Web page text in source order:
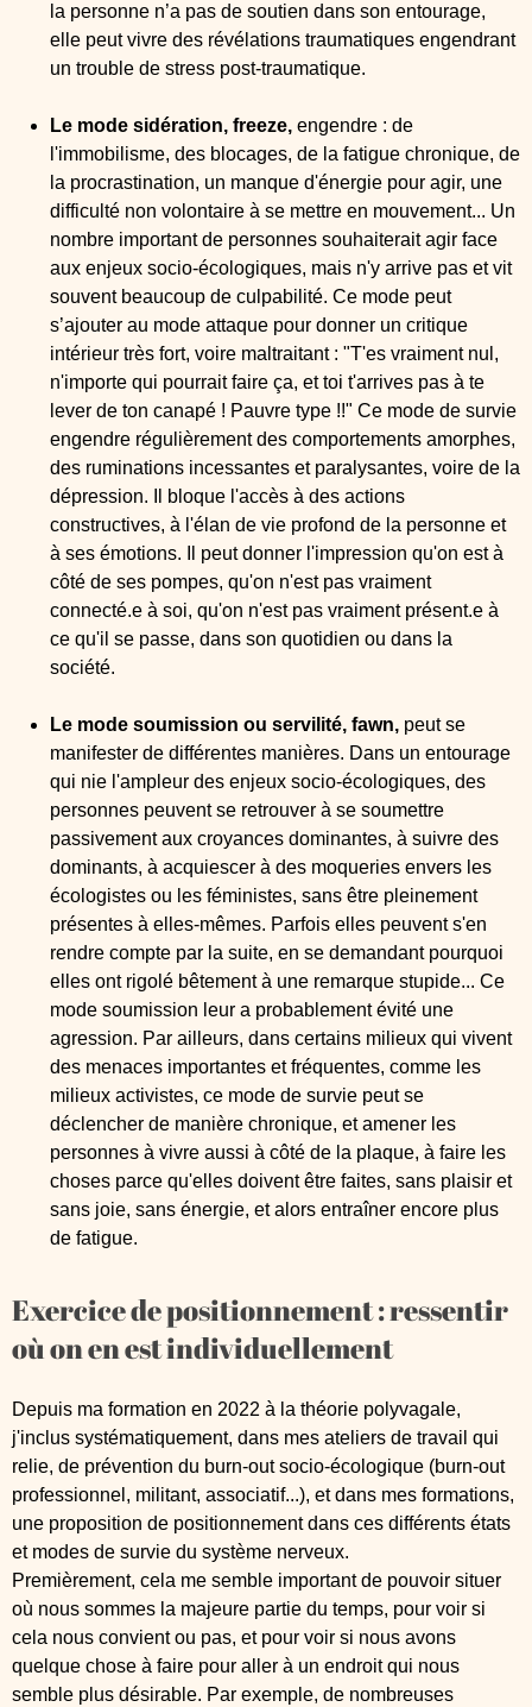
la personne n’a pas de soutien dans son entourage,
elle peut vivre des révélations traumatiques engendrant
un trouble de stress post-traumatique.
Le mode sidération, freeze, engendre : de
l'immobilisme, des blocages, de la fatigue chronique, de
la procrastination, un manque d'énergie pour agir, une
difficulté non volontaire à se mettre en mouvement... Un
nombre important de personnes souhaiterait agir face
aux enjeux socio-écologiques, mais n'y arrive pas et vit
souvent beaucoup de culpabilité. Ce mode peut
s’ajouter au mode attaque pour donner un critique
intérieur très fort, voire maltraitant : "T'es vraiment nul,
n'importe qui pourrait faire ça, et toi t'arrives pas à te
lever de ton canapé ! Pauvre type !!" Ce mode de survie
engendre régulièrement des comportements amorphes,
des ruminations incessantes et paralysantes, voire de la
dépression. Il bloque l'accès à des actions
constructives, à l'élan de vie profond de la personne et
à ses émotions. Il peut donner l'impression qu'on est à
côté de ses pompes, qu'on n'est pas vraiment
connecté.e à soi, qu'on n'est pas vraiment présent.e à
ce qu'il se passe, dans son quotidien ou dans la
société.
Le mode soumission ou servilité, fawn, peut se
manifester de différentes manières. Dans un entourage
qui nie l'ampleur des enjeux socio-écologiques, des
personnes peuvent se retrouver à se soumettre
passivement aux croyances dominantes, à suivre des
dominants, à acquiescer à des moqueries envers les
écologistes ou les féministes, sans être pleinement
présentes à elles-mêmes. Parfois elles peuvent s'en
rendre compte par la suite, en se demandant pourquoi
elles ont rigolé bêtement à une remarque stupide... Ce
mode soumission leur a probablement évité une
agression. Par ailleurs, dans certains milieux qui vivent
des menaces importantes et fréquentes, comme les
milieux activistes, ce mode de survie peut se
déclencher de manière chronique, et amener les
personnes à vivre aussi à côté de la plaque, à faire les
choses parce qu'elles doivent être faites, sans plaisir et
sans joie, sans énergie, et alors entraîner encore plus
de fatigue.
Exercice de positionnement : ressentir
où on en est individuellement
Depuis ma formation en 2022 à la théorie polyvagale,
j'inclus systématiquement, dans mes ateliers de travail qui
relie, de prévention du burn-out socio-écologique (burn-out
professionnel, militant, associatif...), et dans mes formations,
une proposition de positionnement dans ces différents états
et modes de survie du système nerveux.
Premièrement, cela me semble important de pouvoir situer
où nous sommes la majeure partie du temps, pour voir si
cela nous convient ou pas, et pour voir si nous avons
quelque chose à faire pour aller à un endroit qui nous
semble plus désirable. Par exemple, de nombreuses